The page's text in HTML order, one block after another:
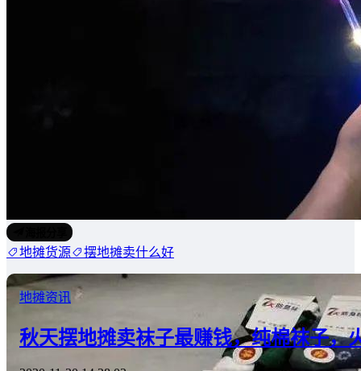
地摊货源 摆地摊卖什么好
地摊资讯
秋天摆地摊卖袜子最赚钱，纯棉袜子，